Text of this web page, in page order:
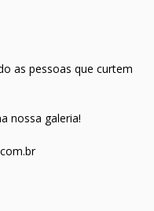
as pessoas que curtem
nossa galeria!